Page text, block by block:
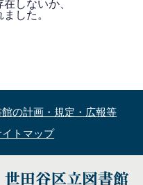
しないか、
した。
館の計画・規定・広報等
イトマップ